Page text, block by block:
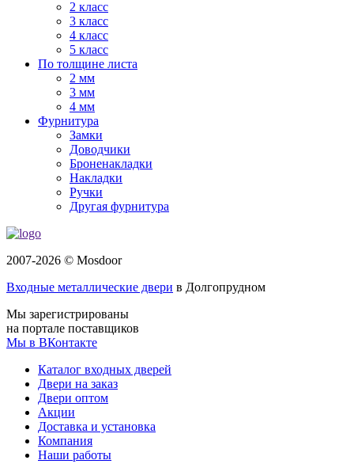
2 класс
3 класс
4 класс
5 класс
По толщине листа
2 мм
3 мм
4 мм
Фурнитура
Замки
Доводчики
Броненакладки
Накладки
Ручки
Другая фурнитура
2007-2026 © Mosdoor
Входные металлические двери в Долгопрудном
Мы зарегистрированы
на портале поставщиков
Мы в ВКонтакте
Каталог входных дверей
Двери на заказ
Двери оптом
Акции
Доставка и установка
Компания
Наши работы